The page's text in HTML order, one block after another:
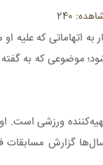
240
اتهاماتی که علیه
موضوعی که به
گزارشگر، مجری و
گزارش مسابقات